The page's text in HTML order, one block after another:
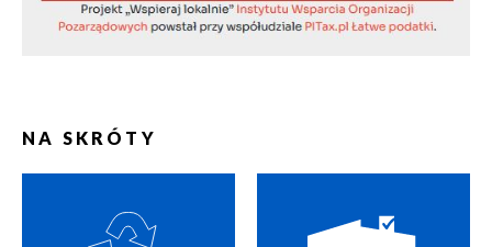
NA SKRÓTY